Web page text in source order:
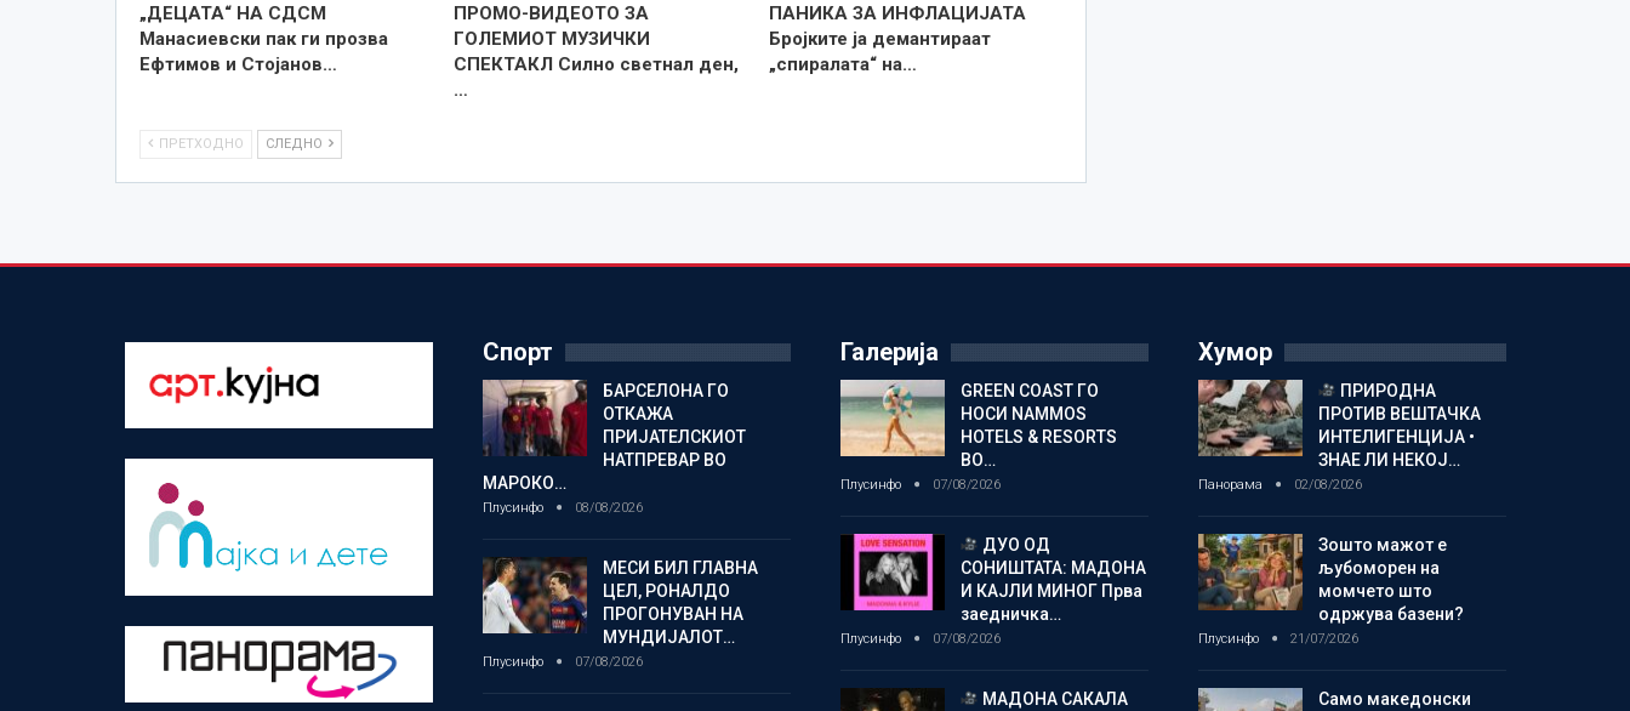
„ДЕЦАТА“ НА СДСМ
Манасиевски пак ги прозва
Ефтимов и Стојанов…
ПРОМО-ВИДЕОТО ЗА
ГОЛЕМИОТ МУЗИЧКИ
СПЕКТАКЛ Силно светнал ден,
…
ПАНИКА ЗА ИНФЛАЦИЈАТА
Бројките ја демантираат
„спиралата“ на…
ПРЕТХОДНО СЛЕДНО
Спорт
БАРСЕЛОНА ГО
ОТКАЖА
ПРИЈАТЕЛСКИОТ
НАТПРЕВАР ВО
МАРОКО…
Плусинфо 08/08/2026
МЕСИ БИЛ ГЛАВНА
ЦЕЛ, РОНАЛДО
ПРОГОНУВАН НА
МУНДИЈАЛОТ…
Плусинфо 07/08/2026
Галерија
GREEN COAST ГО
НОСИ NAMMOS
HOTELS & RESORTS
ВО…
Плусинфо 07/08/2026
ДУО ОД
СОНИШТАТА: МАДОНА
И КАЈЛИ МИНОГ Прва
заедничка…
Плусинфо 07/08/2026
МАДОНА САКАЛА
Хумор
ПРИРОДНА
ПРОТИВ ВЕШТАЧКА
ИНТЕЛИГЕНЦИЈА •
ЗНАЕ ЛИ НЕКОЈ…
Панорама 02/08/2026
Зошто мажот е
љубоморен на
момчето што
одржува базени?
Плусинфо 21/07/2026
Само македонски